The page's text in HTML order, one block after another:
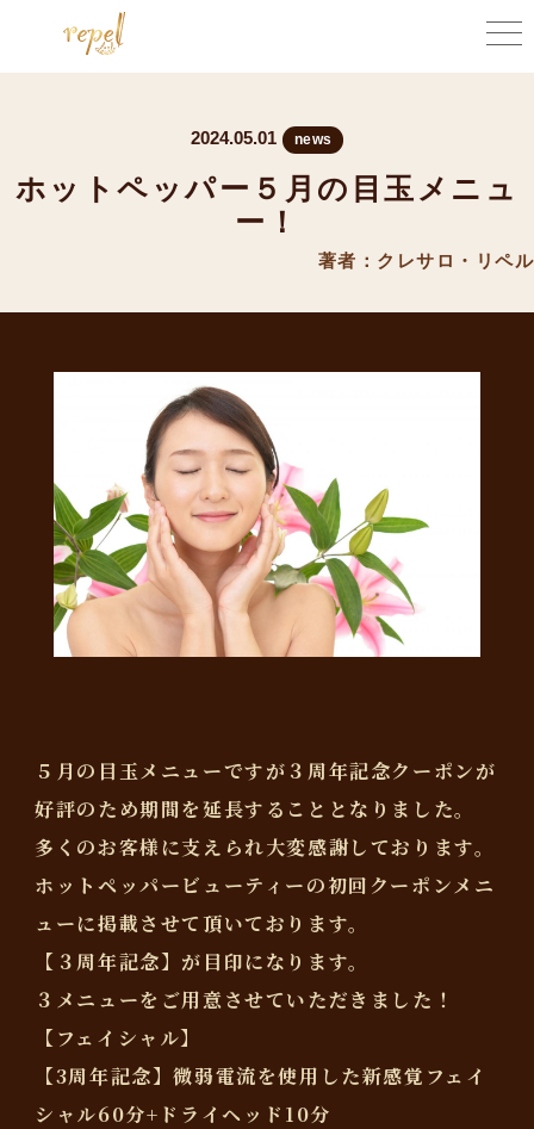
2024.05.01 news
ホットペッパー５月の目玉メニュ
ー！
著者：クレサロ・リペル
５月の目玉メニューですが３周年記念クーポンが
好評のため期間を延長することとなりました。
多くのお客様に支えられ大変感謝しております。
ホットペッパービューティーの初回クーポンメニ
ューに掲載させて頂いております。
【３周年記念】が目印になります。
３メニューをご用意させていただきました！
【フェイシャル】
【3周年記念】微弱電流を使用した新感覚フェイ
シャル60分+ドライヘッド10分